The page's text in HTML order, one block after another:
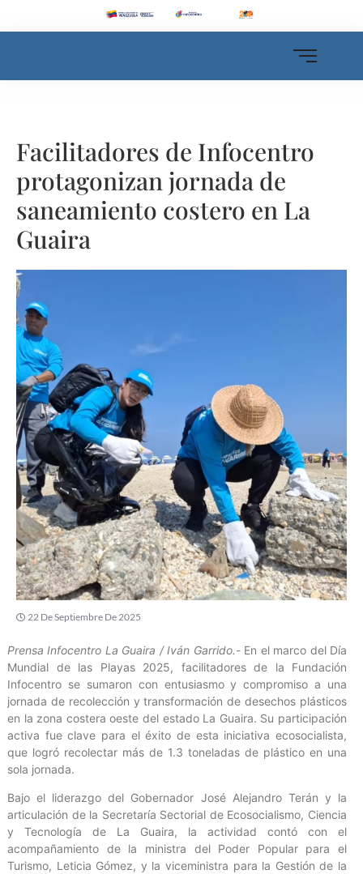
Facilitadores de Infocentro
protagonizan jornada de
saneamiento costero en La
Guaira
22 De Septiembre De 2025
Prensa Infocentro La Guaira / Iván Garrido.-En el marco del Día
Mundial de las Playas 2025, facilitadores de la Fundación
Infocentro se sumaron con entusiasmo y compromiso a una
jornada de recolección y transformación de desechos plásticos
en la zona costera oeste del estado La Guaira. Su participación
activa fue clave para el éxito de esta iniciativa ecosocialista,
que logró recolectar más de 1.3 toneladas de plástico en una
sola jornada.
Bajo el liderazgo del Gobernador José Alejandro Terán y la
articulación de la Secretaría Sectorial de Ecosocialismo, Ciencia
y Tecnología de La Guaira, la actividad contó con el
acompañamiento de la ministra del Poder Popular para el
Turismo, Leticia Gómez, y la viceministra para la Gestión de la